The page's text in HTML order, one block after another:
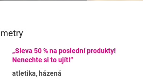
„Sleva 50 % na poslední produkty!
Nenechte si to ujít!“
atletika, házená